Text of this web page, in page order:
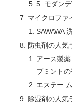
5. モダン
マイクロファ
SAWAWA
防虫剤の人気
アース製
ブミントの
エステー
除湿剤の人気